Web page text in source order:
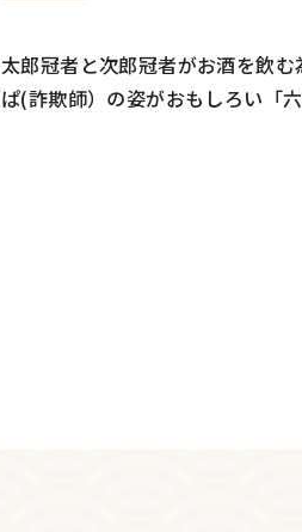
太郎冠者と次郎冠者がお酒を飲
ぱ(詐欺師）の姿がおもしろい「